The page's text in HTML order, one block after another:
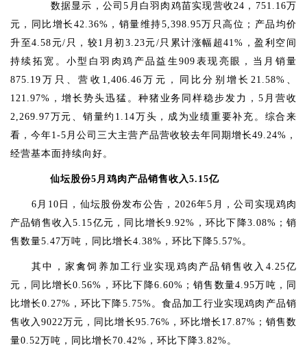
数据显示，公司5月白羽肉鸡苗实现营收24，751.16万
元，同比增长42.36%，销量维持5,398.95万只高位；产品均价
升至4.58元/只，较1月初3.23元/只累计涨幅超41%，盈利空间
持续拓宽。小型白羽肉鸡产品益生909表现亮眼，当月销量
875.19万只、营收1,406.46万元，同比分别增长21.58%、
121.97%，增长势头迅猛。种猪业务同样稳步发力，5月营收
2,269.97万元、销量约1.14万头，成为业绩重要补充。综合来
看，今年1-5月公司三大主营产品营收较去年同期增长49.24%，
经营基本面持续向好。
仙坛股份5月鸡肉产品销售收入5.15亿
6月10日，仙坛股份发布公告，2026年5月，公司实现鸡肉
产品销售收入5.15亿元，同比增长9.92%，环比下降3.08%；销
售数量5.47万吨，同比增长4.38%，环比下降5.57%。
其中，家禽饲养加工行业实现鸡肉产品销售收入4.25亿
元，同比增长0.56%，环比下降6.60%；销售数量4.95万吨，同
比增长0.27%，环比下降5.75%。食品加工行业实现鸡肉产品销
售收入9022万元，同比增长95.76%，环比增长17.87%；销售数
量0.52万吨，同比增长70.42%，环比下降3.82%。